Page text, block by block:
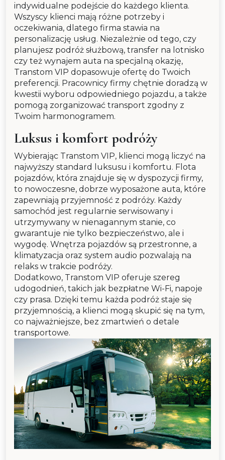
indywidualne podejście do każdego klienta.
Wszyscy klienci mają różne potrzeby i
oczekiwania, dlatego firma stawia na
personalizację usług. Niezależnie od tego, czy
planujesz podróż służbową, transfer na lotnisko
czy też wynajem auta na specjalną okazję,
Transtom VIP dopasowuje ofertę do Twoich
preferencji. Pracownicy firmy chętnie doradzą w
kwestii wyboru odpowiedniego pojazdu, a także
pomogą zorganizować transport zgodny z
Twoim harmonogramem.
Luksus i komfort podróży
Wybierając Transtom VIP, klienci mogą liczyć na
najwyższy standard luksusu i komfortu. Flota
pojazdów, która znajduje się w dyspozycji firmy,
to nowoczesne, dobrze wyposażone auta, które
zapewniają przyjemność z podróży. Każdy
samochód jest regularnie serwisowany i
utrzymywany w nienagannym stanie, co
gwarantuje nie tylko bezpieczeństwo, ale i
wygodę. Wnętrza pojazdów są przestronne, a
klimatyzacja oraz system audio pozwalają na
relaks w trakcie podróży.
Dodatkowo, Transtom VIP oferuje szereg
udogodnień, takich jak bezpłatne Wi-Fi, napoje
czy prasa. Dzięki temu każda podróż staje się
przyjemnością, a klienci mogą skupić się na tym,
co najważniejsze, bez zmartwień o detale
transportowe.